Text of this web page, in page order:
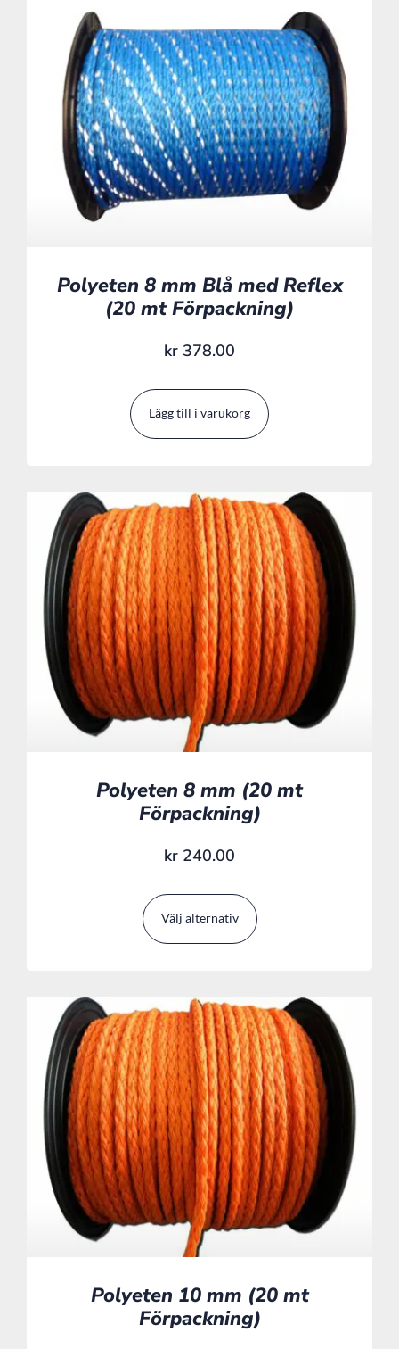
Polyeten 8 mm Blå med Reflex
(20 mt Förpackning)
kr 378.00
Lägg till i varukorg
Polyeten 8 mm (20 mt
Förpackning)
kr 240.00
Välj alternativ
Polyeten 10 mm (20 mt
Förpackning)